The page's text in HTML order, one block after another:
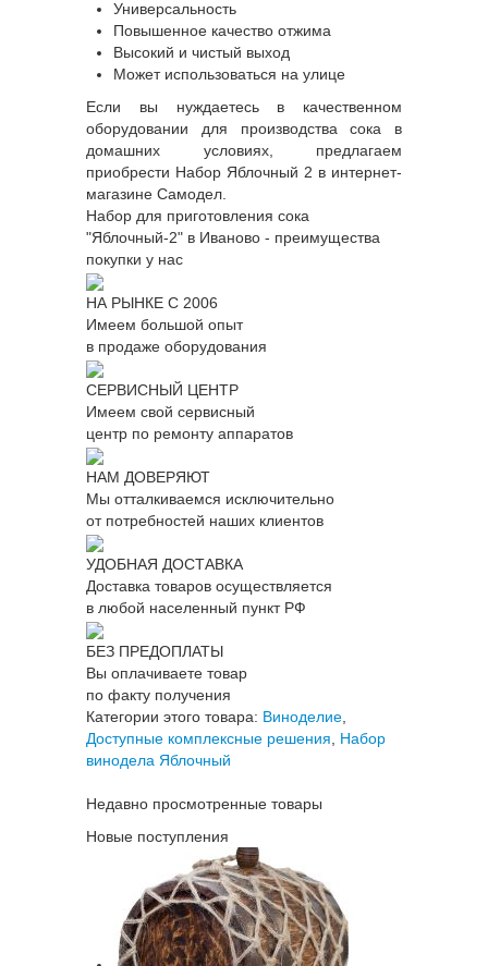
Универсальность
Повышенное качество отжима
Высокий и чистый выход
Может использоваться на улице
Если вы нуждаетесь в качественном
оборудовании для производства сока в
домашних условиях, предлагаем
приобрести Набор Яблочный 2 в интернет-
магазине Самодел.
Набор для приготовления сока
"Яблочный-2" в Иваново - преимущества
покупки у нас
НА РЫНКЕ С 2006
Имеем большой опыт
в продаже оборудования
СЕРВИСНЫЙ ЦЕНТР
Имеем свой сервисный
центр по ремонту аппаратов
НАМ ДОВЕРЯЮТ
Мы отталкиваемся исключительно
от потребностей наших клиентов
УДОБНАЯ ДОСТАВКА
Доставка товаров осуществляется
в любой населенный пункт РФ
БЕЗ ПРЕДОПЛАТЫ
Вы оплачиваете товар
по факту получения
Категории этого товара: Виноделие
Доступные комплексные решения
Набор
винодела Яблочный
Недавно просмотренные товары
Новые поступления